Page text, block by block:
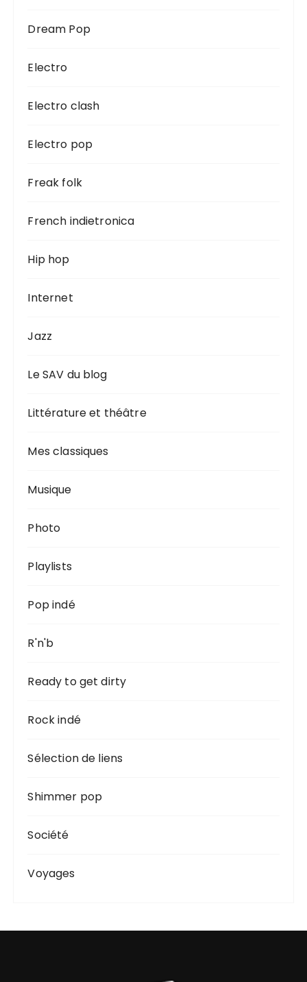
Dream Pop
Electro
Electro clash
Electro pop
Freak folk
French indietronica
Hip hop
Internet
Jazz
Le SAV du blog
Littérature et théâtre
Mes classiques
Musique
Photo
Playlists
Pop indé
R'n'b
Ready to get dirty
Rock indé
Sélection de liens
Shimmer pop
Société
Voyages